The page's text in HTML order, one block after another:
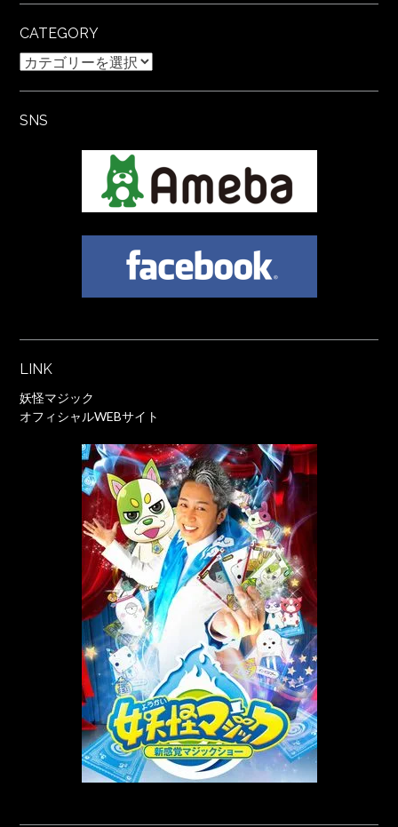
CATEGORY
Category
SNS
LINK
妖怪マジック
オフィシャルWEBサイト